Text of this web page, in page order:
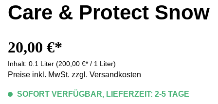
Care & Protect Snow
20,00 €*
Inhalt: 0.1 Liter (200,00 €* / 1 Liter)
Preise inkl. MwSt. zzgl. Versandkosten
SOFORT VERFÜGBAR, LIEFERZEIT: 2-5 TAGE